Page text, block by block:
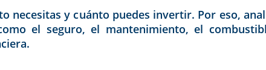
necesitas y cuánto puedes invertir. Por eso,
el seguro, el mantenimiento, el